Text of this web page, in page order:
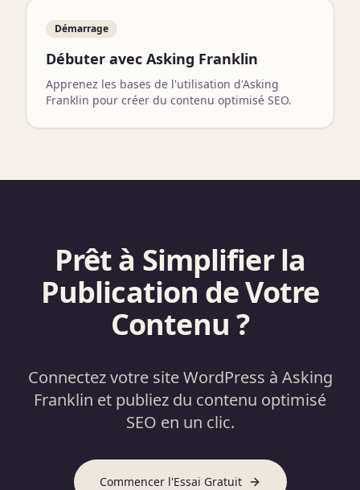
Démarrage
Débuter avec Asking Franklin
Apprenez les bases de l'utilisation d'Asking
Franklin pour créer du contenu optimisé SEO.
Prêt à Simplifier la
Publication de Votre
Contenu ?
Connectez votre site WordPress à Asking
Franklin et publiez du contenu optimisé
SEO en un clic.
Commencer l'Essai Gratuit